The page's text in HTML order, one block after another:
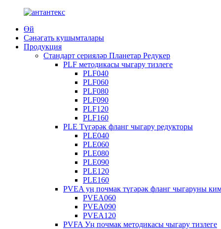
Өй
Сәнәгать кушымталары
Продукция
Стандарт серияләр Планетар Редукер
PLF методикасы чыгару тизлеге
PLF040
PLF060
PLF080
PLF090
PLF120
PLF160
PLE Түгәрәк фланг чыгару редукторы
PLE040
PLE060
PLE080
PLE090
PLE120
PLE160
PVEA уң почмак түгәрәк фланг чыгаруны
PVEA060
PVEA090
PVEA120
PVFA Уң почмак методикасы чыгару тизлеге